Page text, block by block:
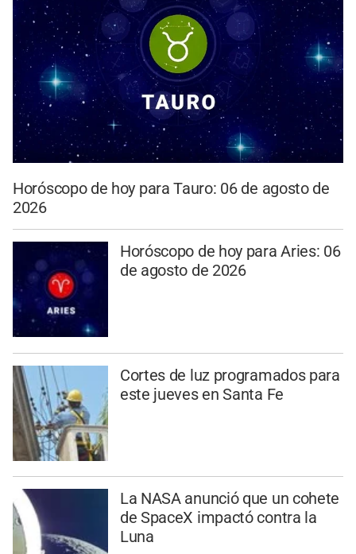
Horóscopo de hoy para Tauro: 06 de agosto de
2026
Horóscopo de hoy para Aries: 06
de agosto de 2026
Cortes de luz programados para
este jueves en Santa Fe
La NASA anunció que un cohete
de SpaceX impactó contra la
Luna